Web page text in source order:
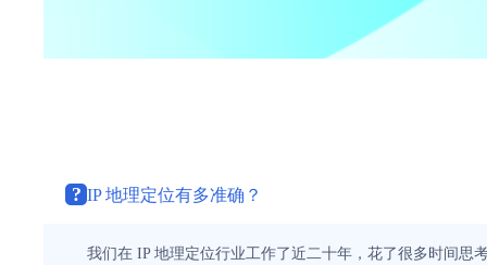
? IP 地理定位有多准确？
我们在 IP 地理定位行业工作了近二十年，花了很多时间思